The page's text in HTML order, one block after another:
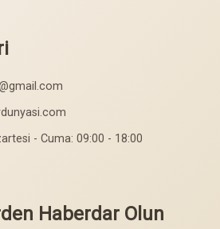
- Cuma: 09:00 - 18:00
Haberdar Olun